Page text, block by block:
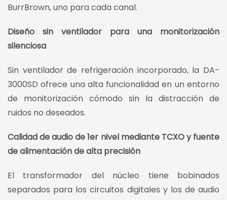
BurrBrown, uno para cada canal.
Diseño sin ventilador para una monitorización
silenciosa
Sin ventilador de refrigeración incorporado, la DA-
3000SD ofrece una alta funcionalidad en un entorno
de monitorización cómodo sin la distracción de
ruidos no deseados.
Calidad de audio de 1er nivel mediante TCXO y fuente
de alimentación de alta precisión
El transformador del núcleo tiene bobinados
separados para los circuitos digitales y los de audio